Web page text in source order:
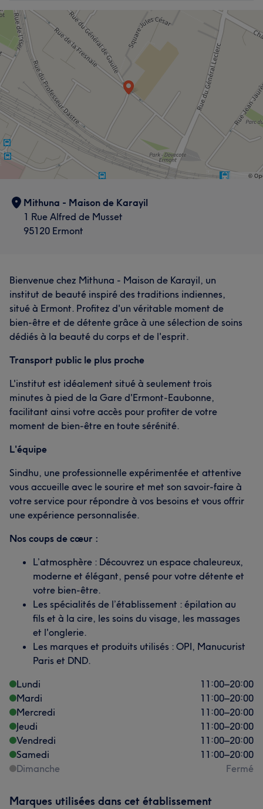
Mithuna - Maison de Karayil
1 Rue Alfred de Musset
95120 Ermont
Bienvenue chez Mithuna - Maison de Karayil, un
institut de beauté inspiré des traditions indiennes,
situé à Ermont. Profitez d'un véritable moment de
bien-être et de détente grâce à une sélection de soins
dédiés à la beauté du corps et de l'esprit.
Transport public le plus proche
L'institut est idéalement situé à seulement trois
minutes à pied de la Gare d'Ermont-Eaubonne,
facilitant ainsi votre accès pour profiter de votre
moment de bien-être en toute sérénité.
L'équipe
Sindhu, une professionnelle expérimentée et attentive
vous accueille avec le sourire et met son savoir-faire à
votre service pour répondre à vos besoins et vous offrir
une expérience personnalisée.
Nos coups de cœur :
L’atmosphère : Découvrez un espace chaleureux,
moderne et élégant, pensé pour votre détente et
votre bien-être.
Les spécialités de l’établissement : épilation au
fils et à la cire, les soins du visage, les massages
et l'onglerie.
Les marques et produits utilisés : OPI, Manucurist
Paris et DND.
Lundi
11:00–20:00
Mardi
11:00–20:00
Mercredi
11:00–20:00
Jeudi
11:00–20:00
Vendredi
11:00–20:00
Samedi
11:00–20:00
Dimanche
Fermé
Marques utilisées dans cet établissement